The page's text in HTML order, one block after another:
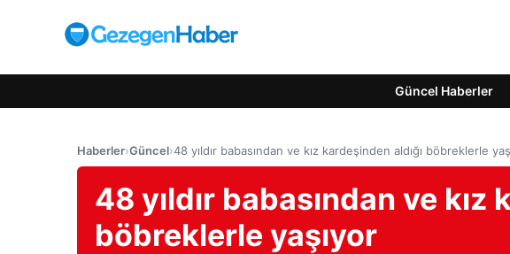
Güncel Haberler
Haberler›Güncel›48 yıldır babasından ve kız kardeşinden aldığı böbreklerle
48 yıldır babasından ve kız
böbreklerle yaşıyor